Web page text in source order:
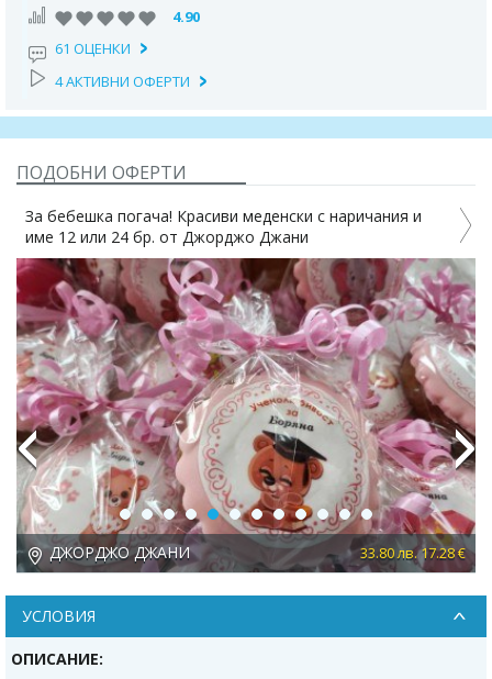
4.90
61 ОЦЕНКИ
4 АКТИВНИ ОФЕРТИ
ПОДОБНИ ОФЕРТИ
За бебешка погача! Красиви меденски с наричания и
име 12 или 24 бр. от Джорджо Джани
ДЖОРДЖО ДЖАНИ 33.80 лв. 17.28 €
Previous Next
УСЛОВИЯ
ОПИСАНИЕ: